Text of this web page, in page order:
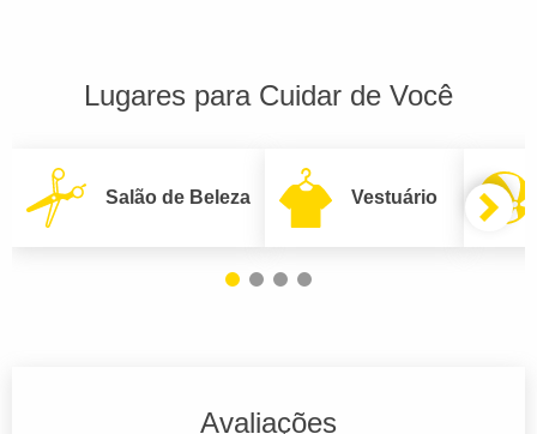
Lugares para Cuidar de Você
Salão de Beleza Vestuário
Avaliações